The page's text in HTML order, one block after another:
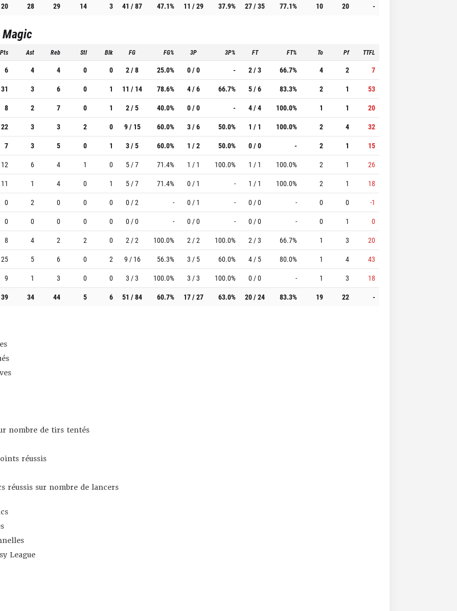
28 29 14 3 41 / 87 47.1% 11 / 29 37.9% 27 / 35 77.1% 10 20 -
Magic
Pts Ast Reb Stl Blk FG FG% 3P 3P% FT FT% To Pf TTFL
6 4 4 0 0 2 / 8 25.0% 0 / 0 - 2 / 3 66.7% 4 2
7
31 3 6 0 1 11 / 14 78.6% 4 / 6 66.7% 5 / 6 83.3% 2 1
53
8 2 7 0 1 2 / 5 40.0% 0 / 0 - 4 / 4 100.0% 1 1
20
22 3 3 2 0 9 / 15 60.0% 3 / 6 50.0% 1 / 1 100.0% 2 4
32
7 3 5 0 1 3 / 5 60.0% 1 / 2 50.0% 0 / 0 - 2 1
15
12 6 4 1 0 5 / 7 71.4% 1 / 1 100.0% 1 / 1 100.0% 2 1
26
11 1 4 0 1 5 / 7 71.4% 0 / 1 - 1 / 1 100.0% 2 1
18
0 2 0 0 0 0 / 2 - 0 / 1 - 0 / 0 - 0 0
-1
0 0 0 0 0 0 / 0 - 0 / 0 - 0 / 0 - 0 1
0
8 4 2 2 0 2 / 2 100.0% 2 / 2 100.0% 2 / 3 66.7% 1 3
20
25 5 6 0 2 9 / 16 56.3% 3 / 5 60.0% 4 / 5 80.0% 1 4
43
9 1 3 0 0 3 / 3 100.0% 3 / 3 100.0% 0 / 0 - 1 3
18
34 44 5 6 51 / 84 60.7% 17 / 27 63.0% 20 / 24 83.3% 19 22 -
nombre de tirs tentés
réussis
réussis sur nombre de lancers
League